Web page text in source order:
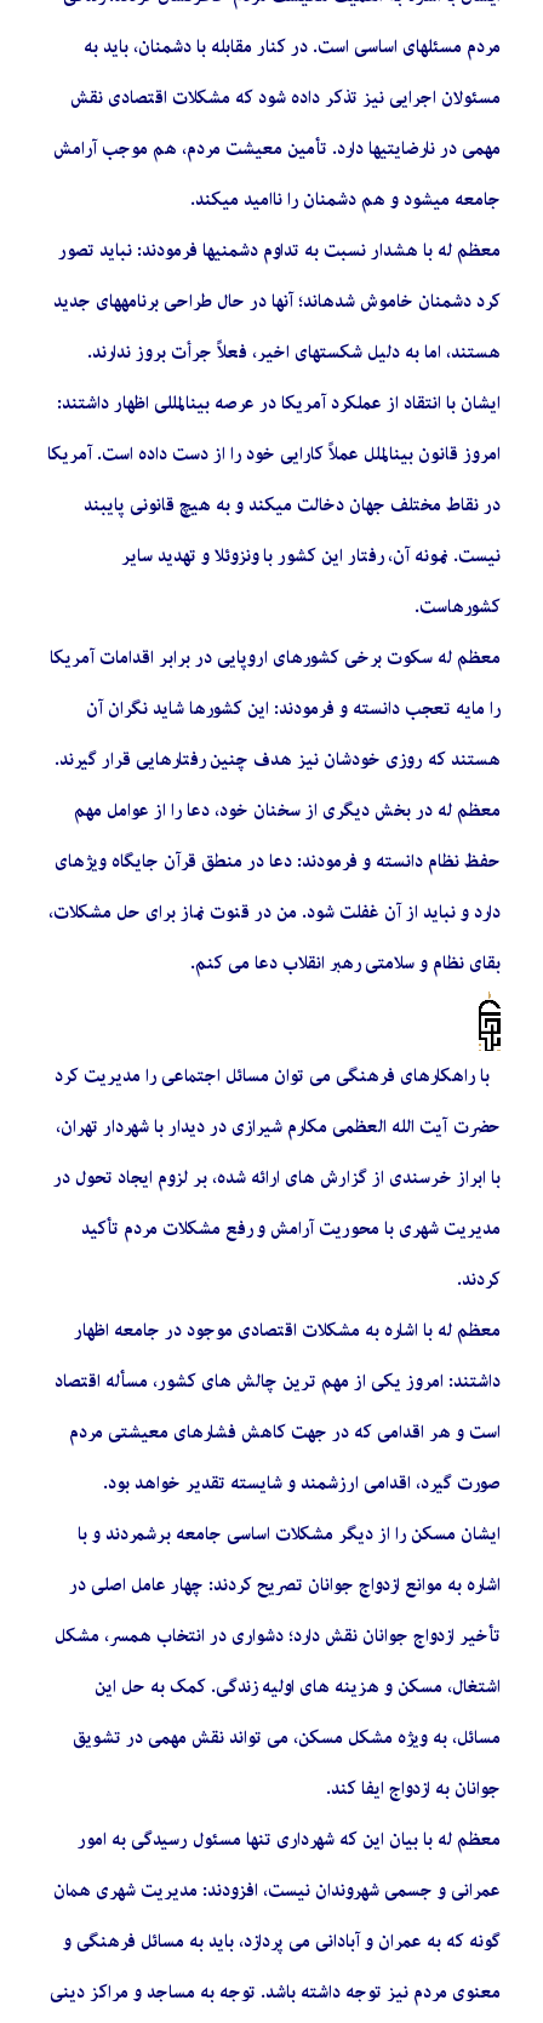
مردم مسئلهای اساسی است. در کنار مقابله با دشمنان، باید به
مسئولان اجرایی نیز تذکر داده شود که مشکلات اقتصادی نقش
مهمی در نارضایتیها دارد. تأمین معیشت مردم، هم موجب آرامش
جامعه میشود و هم دشمنان را ناامید میکند.
معظم له با هشدار نسبت به تداوم دشمنیها فرمودند: نباید تصور
کرد دشمنان خاموش شدهاند؛ آنها در حال طراحی برنامههای جدید
هستند، اما به دلیل شکستهای اخیر، فعلاً جرأت بروز ندارند.
ایشان با انتقاد از عملکرد آمریکا در عرصه بینالمللی اظهار داشتند:
امروز قانون بینالملل عملاً کارایی خود را از دست داده است. آمریکا
در نقاط مختلف جهان دخالت میکند و به هیچ قانونی پایبند
نیست. نمونه آن، رفتار این کشور با ونزوئلا و تهدید سایر
کشورهاست.
معظم له سکوت برخی کشورهای اروپایی در برابر اقدامات آمریکا
را مایه تعجب دانسته و فرمودند: این کشورها شاید نگران آن
هستند که روزی خودشان نیز هدف چنین رفتارهایی قرار گیرند.
معظم له در بخش دیگری از سخنان خود، دعا را از عوامل مهم
حفظ نظام دانسته و فرمودند: دعا در منطق قرآن جایگاه ویژهای
دارد و نباید از آن غفلت شود. من در قنوت نماز برای حل مشکلات،
بقای نظام و سلامتی رهبر انقلاب دعا می کنم.
با راهکارهای فرهنگی می توان مسائل اجتماعی را مدیریت کرد
حضرت آیت الله العظمی مکارم شیرازی در دیدار با شهردار تهران،
با ابراز خرسندی از گزارش های ارائه شده، بر لزوم ایجاد تحول در
مدیریت شهری با محوریت آرامش و رفع مشکلات مردم تأکید
کردند.
معظم له با اشاره به مشکلات اقتصادی موجود در جامعه اظهار
داشتند: امروز یکی از مهم ترین چالش های کشور، مسأله اقتصاد
است و هر اقدامی که در جهت کاهش فشارهای معیشتی مردم
صورت گیرد، اقدامی ارزشمند و شایسته تقدیر خواهد بود.
ایشان مسکن را از دیگر مشکلات اساسی جامعه برشمردند و با
اشاره به موانع ازدواج جوانان تصریح کردند: چهار عامل اصلی در
تأخیر ازدواج جوانان نقش دارد؛ دشواری در انتخاب همسر، مشکل
اشتغال، مسکن و هزینه های اولیه زندگی. کمک به حل این
مسائل، به ویژه مشکل مسکن، می تواند نقش مهمی در تشویق
جوانان به ازدواج ایفا کند.
معظم له با بیان این که شهرداری تنها مسئول رسیدگی به امور
عمرانی و جسمی شهروندان نیست، افزودند: مدیریت شهری همان
گونه که به عمران و آبادانی می پردازد، باید به مسائل فرهنگی و
معنوی مردم نیز توجه داشته باشد. توجه به مساجد و مراکز دینی